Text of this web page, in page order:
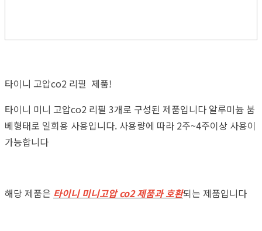
타이니 고압co2 리필 제품!
타이니 미니 고압co2 리필 3개로 구성된 제품입니다 알루미늄 붐
베형태로 일회용 사용입니다. 사용량에 따라 2주~4주이상 사용이
가능합니다
해당 제품은 타이니 미니고압 co2 제품과 호환되는 제품입니다